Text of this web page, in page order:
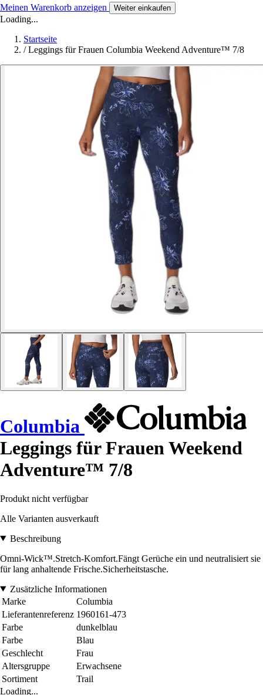
Meinen Warenkorb anzeigen Weiter einkaufen
Loading...
Startseite
/ Leggings für Frauen Columbia Weekend Adventure™ 7/8
Columbia
Leggings für Frauen Weekend
Adventure™ 7/8
Produkt nicht verfügbar
Alle Varianten ausverkauft
Beschreibung
Omni-Wick™.Stretch-Komfort.Fängt Gerüche ein und neutralisiert sie
für lang anhaltende Frische.Sicherheitstasche.
Zusätzliche Informationen
Marke
Columbia
Lieferantenreferenz 1960161-473
Farbe
dunkelblau
Farbe
Blau
Geschlecht
Frau
Altersgruppe
Erwachsene
Sortiment
Trail
Loading...